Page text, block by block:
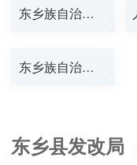
东乡族自治县烟...
东乡族自治县消...
东乡县发改局